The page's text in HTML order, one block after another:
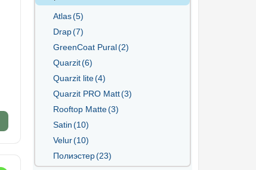
Atlas(5)
Drap(7)
GreenСoat Pural(2)
Quarzit(6)
Quarzit lite(4)
Quarzit PRO Matt(3)
Rooftop Matte(3)
Satin(10)
Velur(10)
Полиэстер(23)